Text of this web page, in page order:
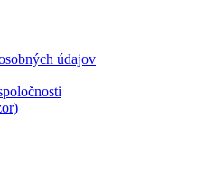
údajov